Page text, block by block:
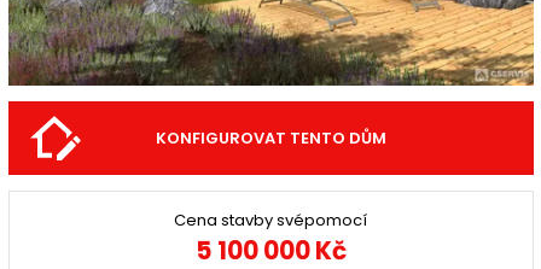
KONFIGUROVAT TENTO DŮM
Cena stavby svépomocí
5 100 000 Kč